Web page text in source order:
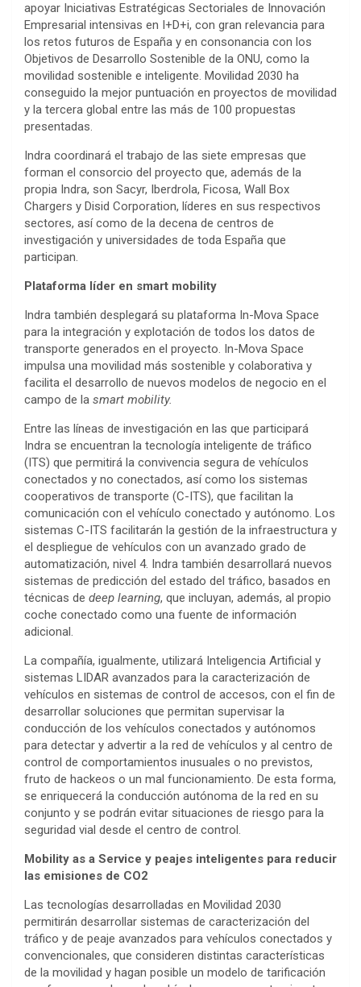
apoyar Iniciativas Estratégicas Sectoriales de Innovación
Empresarial intensivas en I+D+i, con gran relevancia para
los retos futuros de España y en consonancia con los
Objetivos de Desarrollo Sostenible de la ONU, como la
movilidad sostenible e inteligente. Movilidad 2030 ha
conseguido la mejor puntuación en proyectos de movilidad
y la tercera global entre las más de 100 propuestas
presentadas.
Indra coordinará el trabajo de las siete empresas que
forman el consorcio del proyecto que, además de la
propia Indra, son Sacyr, Iberdrola, Ficosa, Wall Box
Chargers y Disid Corporation, líderes en sus respectivos
sectores, así como de la decena de centros de
investigación y universidades de toda España que
participan.
Plataforma líder en smart mobility
Indra también desplegará su plataforma In-Mova Space
para la integración y explotación de todos los datos de
transporte generados en el proyecto. In-Mova Space
impulsa una movilidad más sostenible y colaborativa y
facilita el desarrollo de nuevos modelos de negocio en el
campo de la smart mobility.
Entre las líneas de investigación en las que participará
Indra se encuentran la tecnología inteligente de tráfico
(ITS) que permitirá la convivencia segura de vehículos
conectados y no conectados, así como los sistemas
cooperativos de transporte (C-ITS), que facilitan la
comunicación con el vehículo conectado y autónomo. Los
sistemas C-ITS facilitarán la gestión de la infraestructura y
el despliegue de vehículos con un avanzado grado de
automatización, nivel 4. Indra también desarrollará nuevos
sistemas de predicción del estado del tráfico, basados en
técnicas de deep learning, que incluyan, además, al propio
coche conectado como una fuente de información
adicional.
La compañía, igualmente, utilizará Inteligencia Artificial y
sistemas LIDAR avanzados para la caracterización de
vehículos en sistemas de control de accesos, con el fin de
desarrollar soluciones que permitan supervisar la
conducción de los vehículos conectados y autónomos
para detectar y advertir a la red de vehículos y al centro de
control de comportamientos inusuales o no previstos,
fruto de hackeos o un mal funcionamiento. De esta forma,
se enriquecerá la conducción autónoma de la red en su
conjunto y se podrán evitar situaciones de riesgo para la
seguridad vial desde el centro de control.
Mobility as a Service y peajes inteligentes para reducir
las emisiones de CO2
Las tecnologías desarrolladas en Movilidad 2030
permitirán desarrollar sistemas de caracterización del
tráfico y de peaje avanzados para vehículos conectados y
convencionales, que consideren distintas características
de la movilidad y hagan posible un modelo de tarificación